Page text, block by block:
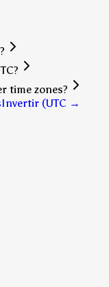
time zones?
Invertir (UTC →